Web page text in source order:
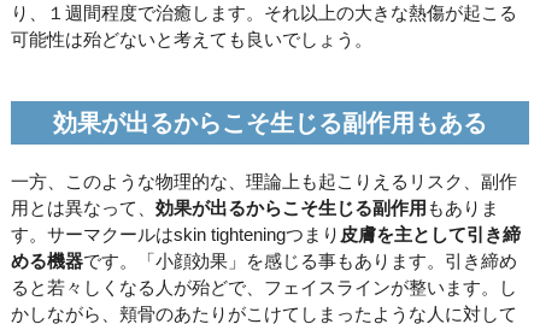
り、１週間程度で治癒します。それ以上の大きな熱傷が起こる
可能性は殆どないと考えても良いでしょう。
効果が出るからこそ生じる副作用もある
一方、このような物理的な、理論上も起こりえるリスク、副作
用とは異なって、 効果が出るからこそ生じる副作用 もありま
す。サーマクールはskin tighteningつまり 皮膚を主として引き締
める機器です。「小顔効果」を感じる事もあります。引き締め
ると若々しくなる人が殆どで、フェイスラインが整います。し
かしながら、頬骨のあたりがこけてしまったような人に対して